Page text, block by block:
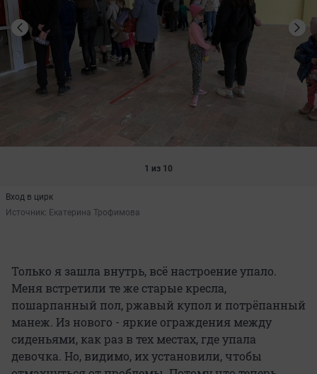
1 из 10
Вход в цирк
Источник: Екатерина Трофимова
Только я зашла внутрь, всё настроение упало.
Меня встретили те же старые кресла,
пошарпанный пол, ржавый купол и потрёпанный
манеж. Из нового - яркие ограждения между
сиденьями, как раз в тех местах, где упала
девочка. Но, видимо, их установили, чтобы